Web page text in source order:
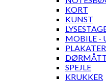
KORT
KUNST
MOBILE -
PLAKATER
SPEJLE
KRUKKER